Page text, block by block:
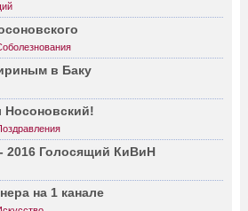
в Баку
2016 Голосящий КиВиН
на 1 канале